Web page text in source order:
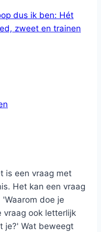
dus ik ben: Hét
zweet en trainen
is een vraag met
Het kan een vraag
doe je
vraag ook letterlijk
je?' Wat beweegt